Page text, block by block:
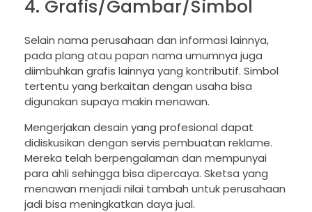
4. Grafis/Gambar/Simbol
Selain nama perusahaan dan informasi lainnya,
pada plang atau papan nama umumnya juga
diimbuhkan grafis lainnya yang kontributif. Simbol
tertentu yang berkaitan dengan usaha bisa
digunakan supaya makin menawan.
Mengerjakan desain yang profesional dapat
didiskusikan dengan servis pembuatan reklame.
Mereka telah berpengalaman dan mempunyai
para ahli sehingga bisa dipercaya. Sketsa yang
menawan menjadi nilai tambah untuk perusahaan
jadi bisa meningkatkan daya jual.